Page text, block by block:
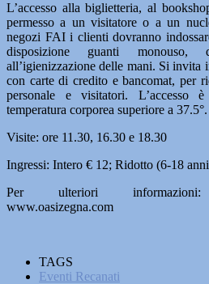
L’accesso alla biglietteria, al
permesso a un visitatore o a un
negozi FAI i clienti dovranno
disposizione guanti monouso,
all’igienizzazione delle mani. Si invita
con carte di credito e bancomat, per
personale e visitatori.
temperatura corporea superiore a 37.5°.
Visite: ore 11.30, 16.30 e 18.30
Ingressi: Intero € 12; Ridotto (6-18
Per ulteriori informazioni:
www.oasizegna.com
TAGS
Eventi Recanati